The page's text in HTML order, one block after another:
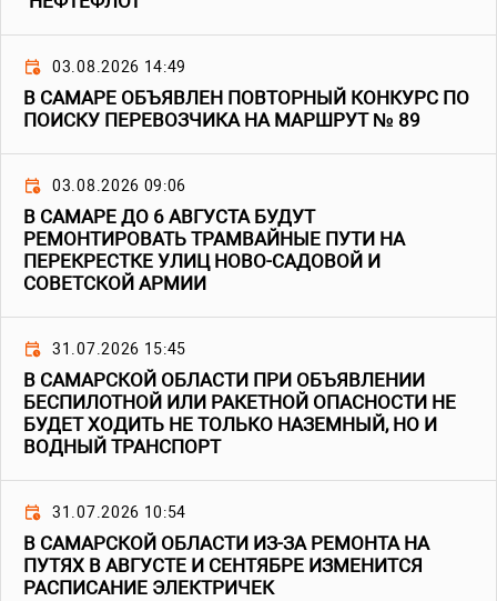
03.08.2026 14:49
В САМАРЕ ОБЪЯВЛЕН ПОВТОРНЫЙ КОНКУРС ПО
ПОИСКУ ПЕРЕВОЗЧИКА НА МАРШРУТ № 89
03.08.2026 09:06
В САМАРЕ ДО 6 АВГУСТА БУДУТ
РЕМОНТИРОВАТЬ ТРАМВАЙНЫЕ ПУТИ НА
ПЕРЕКРЕСТКЕ УЛИЦ НОВО-САДОВОЙ И
СОВЕТСКОЙ АРМИИ
31.07.2026 15:45
В САМАРСКОЙ ОБЛАСТИ ПРИ ОБЪЯВЛЕНИИ
БЕСПИЛОТНОЙ ИЛИ РАКЕТНОЙ ОПАСНОСТИ НЕ
БУДЕТ ХОДИТЬ НЕ ТОЛЬКО НАЗЕМНЫЙ, НО И
ВОДНЫЙ ТРАНСПОРТ
31.07.2026 10:54
В САМАРСКОЙ ОБЛАСТИ ИЗ-ЗА РЕМОНТА НА
ПУТЯХ В АВГУСТЕ И СЕНТЯБРЕ ИЗМЕНИТСЯ
РАСПИСАНИЕ ЭЛЕКТРИЧЕК